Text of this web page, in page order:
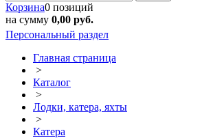
Корзина0 позиций
на сумму 0,00 руб.
Персональный раздел
Главная страница
>
Каталог
>
Лодки, катера, яхты
>
Катера